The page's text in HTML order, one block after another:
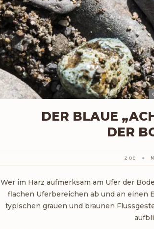
DER BLAUE
DER
ZOE
Wer im Harz aufmerksam am Ufer der
flachen Uferbereichen ab und an einen
typischen grauen und braunen